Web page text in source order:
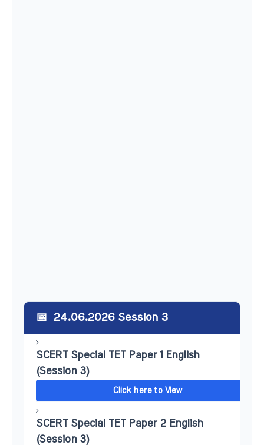
24.06.2026 Session 3
SCERT Special TET Paper 1 English
(Session 3)
Click here to View
SCERT Special TET Paper 2 English
(Session 3)